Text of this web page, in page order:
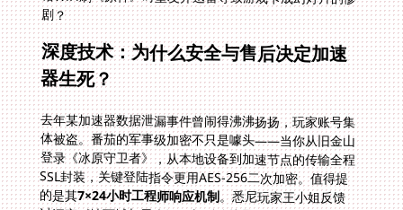
剧？
深度技术：为什么安全与售后决定加速
器生死？
去年某加速器数据泄漏事件曾闹得沸沸扬扬，玩家账号集
体被盗。番茄的军事级加密不只是噱头——当你从旧金山
登录《冰原守卫者》，从本地设备到加速节点的传输全程
SSL封装，关键登陆指令更用AES-256二次加密。值得提
的是其7×24小时工程师响应机制。悉尼玩家王小姐反馈
过深夜《地下城与勇士》更新后连接异常，技术支持10分
钟内远程分析日志，发现是游戏新版本更换了端口协议，